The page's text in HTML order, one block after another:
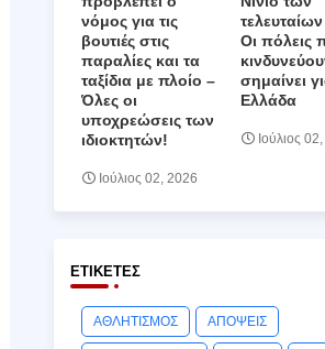
νόμος για τις
βουτιές στις
παραλίες και τα
ταξίδια με πλοίο –
Όλες οι
υποχρεώσεις των
ιδιοκτητών!
Ιούλιος 02, 2026
Οι πόλεις
σημαίνει
Ελλάδα
Ιούλιος
ΕΤΙΚΈΤΕΣ
ΑΘΛΗΤΙΣΜΟΣ ΑΠΟΨΕΙΣ